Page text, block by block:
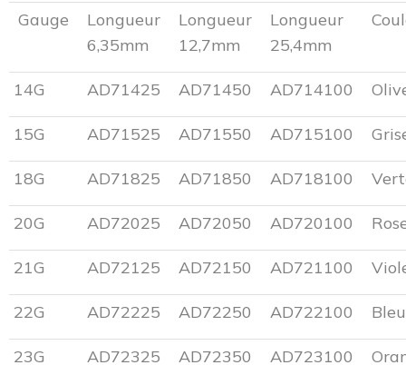
Gauge
Longueur
6,35mm
Longueur
12,7mm
Longueur
25,4mm
14G AD71425 AD71450 AD714100
15G AD71525 AD71550 AD715100
18G AD71825 AD71850 AD718100
20G AD72025 AD72050 AD720100
21G AD72125 AD72150 AD721100
22G AD72225 AD72250 AD722100 Bleu
23G AD72325 AD72350 AD723100